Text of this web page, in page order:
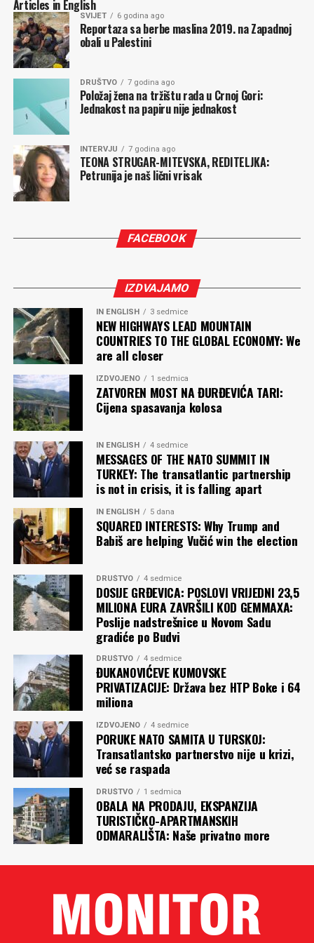
ali moguća, a ne u bilo kom pojedinačnom subjektu ili
vođi, koji mogu da budu samo neka nova iluzija i
razočarenje.
Komentari
Articles in English
SVIJET 6 godina ago
Reportaza sa berbe maslina 2019. na Zapadnoj
obali u Palestini
DRUŠTVO 7 godina ago
Položaj žena na tržištu rada u Crnoj Gori:
Jednakost na papiru nije jednakost
INTERVJU 7 godina ago
TEONA STRUGAR-MITEVSKA, REDITELJKA:
Petrunija je naš lični vrisak
FACEBOOK
IZDVAJAMO
IN ENGLISH 3 sedmice
NEW HIGHWAYS LEAD MOUNTAIN
COUNTRIES TO THE GLOBAL ECONOMY: We
are all closer
IZDVOJENO 1 sedmica
ZATVOREN MOST NA ĐURĐEVIĆA TARI:
Cijena spasavanja kolosa
IN ENGLISH 4 sedmice
MESSAGES OF THE NATO SUMMIT IN
TURKEY: The transatlantic partnership
is not in crisis, it is falling apart
IN ENGLISH 5 dana
SQUARED INTERESTS: Why Trump and
Babiš are helping Vučić win the election
DRUŠTVO 4 sedmice
DOSIJE GRĐEVICA: POSLOVI VRIJEDNI 23,5
MILIONA EURA ZAVRŠILI KOD GEMMAXA:
Poslije nadstrešnice u Novom Sadu
gradiće po Budvi
DRUŠTVO 4 sedmice
ĐUKANOVIĆEVE KUMOVSKE
PRIVATIZACIJE: Država bez HTP Boke i 64
miliona
IZDVOJENO 4 sedmice
PORUKE NATO SAMITA U TURSKOJ:
Transatlantsko partnerstvo nije u krizi,
već se raspada
DRUŠTVO 1 sedmica
OBALA NA PRODAJU, EKSPANZIJA
TURISTIČKO-APARTMANSKIH
ODMARALIŠTA: Naše privatno more